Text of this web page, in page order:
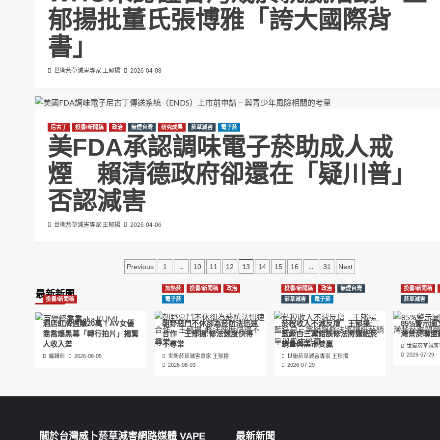
郁揚批董氏張博雅「誇大國際背
書」
世衛菸草減害專家 王郁揚 2026-04-08
尼古丁 投書/新聞稿 政治 無煙台灣 研究成果 菸草減害 電子菸
美FDA承認調味電子菸助成人戒
煙 賴清德政府卻還在「疑川普」
否認減害
世衛菸草減害專家 王郁揚 2026-04-06
文
頁
Previous 1 ... 10 11 12 13 14 15 16 ... 31 Next
最新新聞
投書/新聞稿
酒店紅牌週賺20萬！AV女優
喬喬爆黑幕「轉行拍片」揭驚
人收入差
編輯部 2026-08-05
加熱菸 投書/新聞稿
政治
電子菸
朝野惡鬥不休卻為菸防法迅速
合作 王郁揚:修法速度快得
不尋常
世衛菸草減害專家 王郁揚
2026-08-03
投書/新聞稿 政治
無煙台灣
菸草減害
電子菸
菸稅收入不減反增 王郁揚:
藍綠白三黨錯誤修法將讓紙菸
銷量與黑市雙贏
世衛菸草減害專家 王郁揚
2026-07-29
投書/新聞稿
菸草減害
85%警示
灣禁菸聯盟
世衛菸草減
2026-07-29
關於台灣威卜菸草減害網路媒體 VAPE 最新新聞